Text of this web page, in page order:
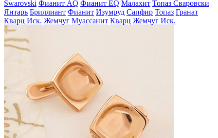
Swarovski Фианит AQ Фианит EQ Малахит Топаз Сваровски
Янтарь Бриллиант Фианит Изумруд Сапфир Топаз Гранат
Кварц Иск. Жемчуг Муассанит Кварц Жемчуг Иск.